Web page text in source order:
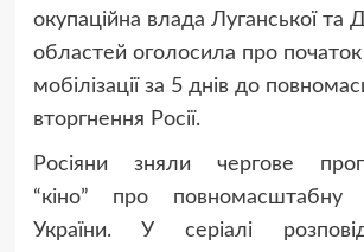
окупаційна влада Луганської та
областей оголосила про початок
мобілізації за 5 днів до
вторгнення Росії.
Росіяни зняли чергове
“кіно” про повномасштабну
України. У серіалі